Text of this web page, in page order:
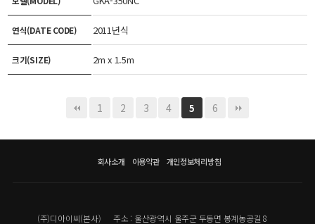
연식(DATE CODE) 2011년식
크기(SIZE) 2m x 1.5m
1 2 3 4 5 6
회사소개 이용약관 개인정보처리방침
(주)디아이씨(본사) 주소 : 울산광역시 울주군 두동면 봉계농공길 8